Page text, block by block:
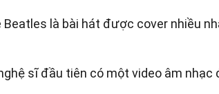
Beatles là bài hát được cover nhiều
sĩ đầu tiên có một video âm